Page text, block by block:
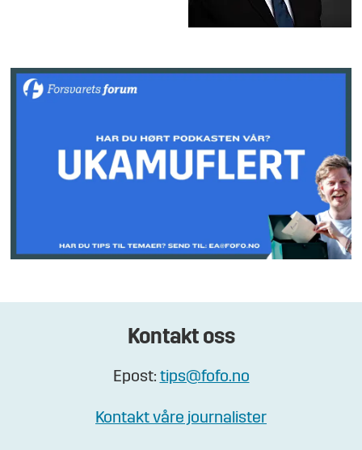
Kontakt oss
Epost: tips@fofo.no
Kontakt våre journalister